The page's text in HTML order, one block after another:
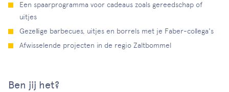
Een spaarprogramma voor cadeaus zoals gereedschap of
uitjes
Gezellige barbecues, uitjes en borrels met je Faber-collega's
Afwisselende projecten in de regio Zaltbommel
Ben jij het?